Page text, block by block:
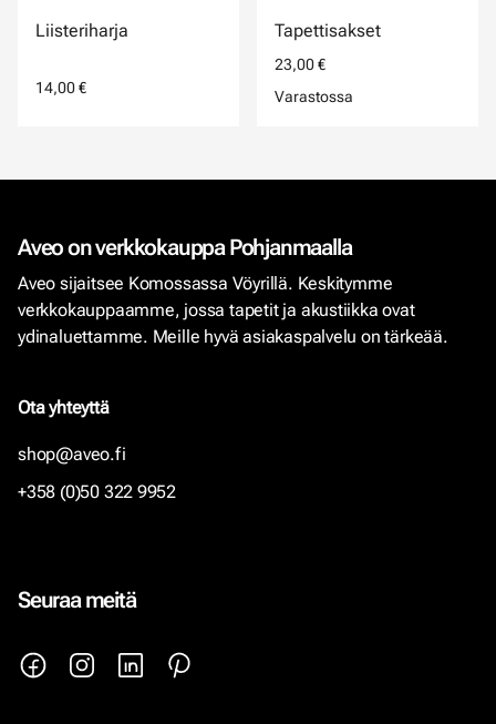
Liisteriharja
14,00 €
Tapettisakset
23,00 €
Varastossa
Aveo on verkkokauppa Pohjanmaalla
Aveo sijaitsee Komossassa Vöyrillä. Keskitymme
verkkokauppaamme, jossa tapetit ja akustiikka ovat
ydinaluettamme. Meille hyvä asiakaspalvelu on tärkeää.
Ota yhteyttä
shop@aveo.fi
+358 (0)50 322 9952
Seuraa meitä